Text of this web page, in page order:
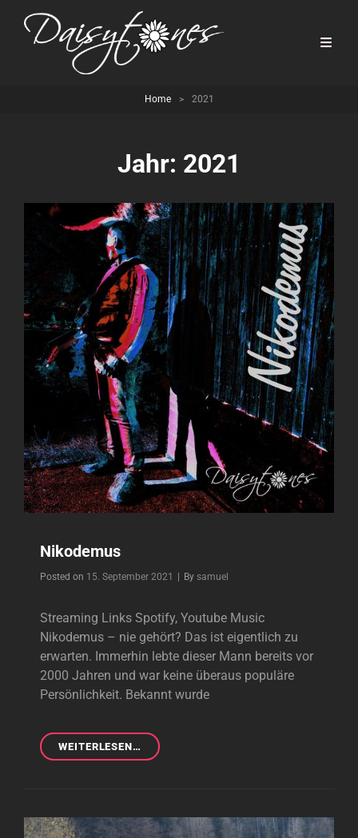
Home > 2021
Jahr: 2021
Nikodemus
Posted on 15. September 2021 By Byline
samuel
Streaming Links Spotify, Youtube Music
Nikodemus – nie gehört? Das ist eigentlich zu
erwarten. Immerhin lebte dieser Mann bereits vor
2000 Jahren und war keine überaus populäre
Persönlichkeit. Bekannt wurde
WEITERLESEN… NIKODEMUS